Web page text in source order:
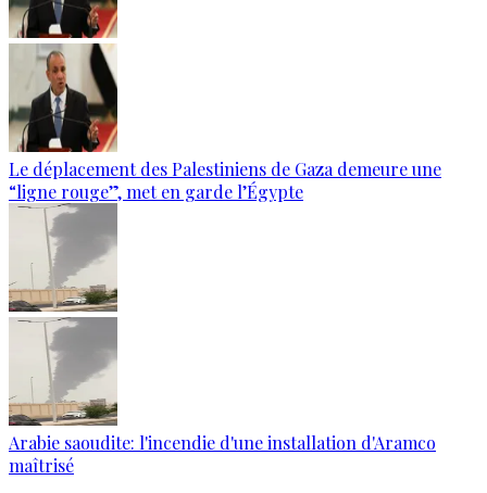
Le déplacement des Palestiniens de Gaza demeure une
“ligne rouge”, met en garde l’Égypte
Arabie saoudite: l'incendie d'une installation d'Aramco
maîtrisé